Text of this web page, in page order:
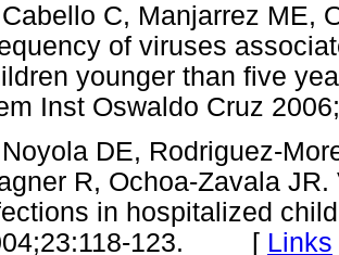
C, Manjarrez ME,
of viruses
younger than five
Inst Oswaldo Cruz
DE, Rodriguez-
R, Ochoa-Zavala
in hospitalized
123. [ Links